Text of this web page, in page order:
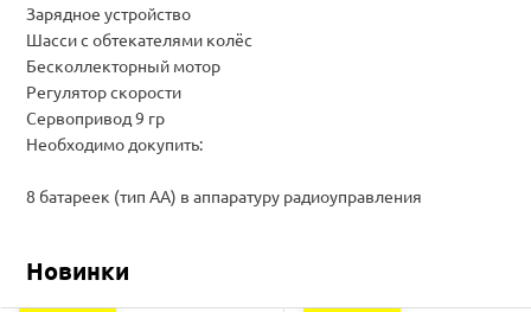
Зарядное устройство
Шасси с обтекателями колёс
Бесколлекторный мотор
Регулятор скорости
Сервопривод 9 гр
Необходимо докупить:
8 батареек (тип АА) в аппаратуру радиоуправления
Новинки